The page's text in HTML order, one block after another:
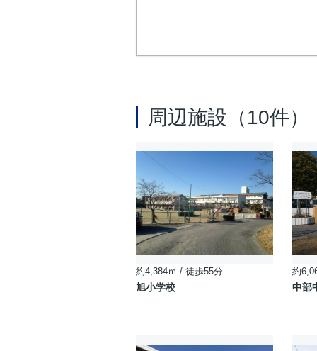
周辺施設（10件）
約4,384ｍ / 徒歩55分
旭小学校
約
中部